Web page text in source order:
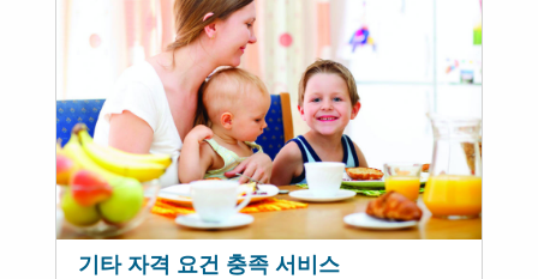
기타 자격 요건 충족 서비스